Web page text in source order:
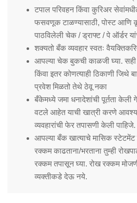
टपाल परिवहन किंवा कुरिअर
फसवणूक टाळण्यासाठी, पोस्ट आणि
पाठविलेली चेक / ड्राफ्ट / पे ऑर्डर
शक्यतो बँक व्यवहार स्वतः
आपल्या चेक बुकची काळजी घ्या.
किंवा इतर कोणत्याही ठिकाणी जिथे
प्रवेश मिळतो तेथे ठेवू नका
बँकेमध्ये जमा धनादेशांची पूर्तता
वटले आहेत याची खात्री करणे
व्यवहारांची फेर तपासणी केली पाहिजे.
आपल्या बँक खात्याचे मासिक स्टेटमेंट
रक्कम काढताना/भरताना तुम्ही
रक्कम तपासून घ्या. रोख रक्कम
व्यक्तीकडे देऊ नये.